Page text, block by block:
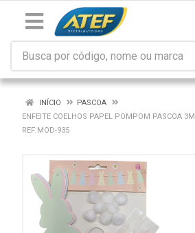
INÍCIO
PASCOA
ENFEITE COELHOS PAPEL POMPOM PASCOA 3M
REF:MOD-935